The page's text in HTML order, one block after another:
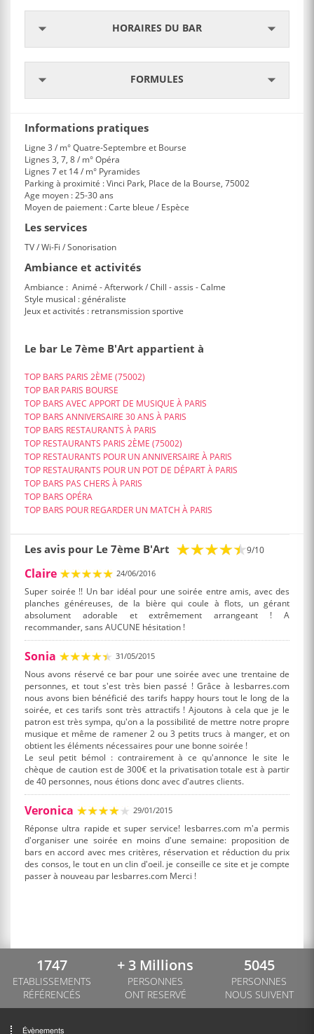
HORAIRES DU BAR
FORMULES
Informations pratiques
Ligne 3 / m° Quatre-Septembre et Bourse
Lignes 3, 7, 8 / m° Opéra
Lignes 7 et 14 / m° Pyramides
Parking à proximité : Vinci Park, Place de la Bourse, 75002
Age moyen : 25-30 ans
Moyen de paiement : Carte bleue / Espèce
Les services
TV / Wi-Fi / Sonorisation
Ambiance et activités
Ambiance : Animé - Afterwork / Chill - assis - Calme
Style musical : généraliste
Jeux et activités : retransmission sportive
Le bar Le 7ème B'Art appartient à
TOP BARS PARIS 2ÈME (75002)
TOP BAR PARIS BOURSE
TOP BARS AVEC APPORT DE MUSIQUE À PARIS
TOP BARS ANNIVERSAIRE 30 ANS À PARIS
TOP BARS RESTAURANTS À PARIS
TOP RESTAURANTS PARIS 2ÈME (75002)
TOP RESTAURANTS POUR UN ANNIVERSAIRE À PARIS
TOP RESTAURANTS POUR UN POT DE DÉPART À PARIS
TOP BARS PAS CHERS À PARIS
TOP BARS OPÉRA
TOP BARS POUR REGARDER UN MATCH À PARIS
Les avis pour Le 7ème B'Art 9/10
Claire 24/06/2016
Super soirée !! Un bar idéal pour une soirée entre amis, avec des
planches généreuses, de la bière qui coule à flots, un gérant
absolument adorable et extrêmement arrangeant ! A
recommander, sans AUCUNE hésitation !
Sonia 31/05/2015
Nous avons réservé ce bar pour une soirée avec une trentaine de
personnes, et tout s'est très bien passé ! Grâce à lesbarres.com
nous avons bien bénéficié des tarifs happy hours tout le long de la
soirée, et ces tarifs sont très attractifs ! Ajoutons à cela que je le
patron est très sympa, qu'on a la possibilité de mettre notre propre
musique et même de ramener 2 ou 3 petits trucs à manger, et on
obtient les éléments nécessaires pour une bonne soirée !
Le seul petit bémol : contrairement à ce qu'annonce le site le
chèque de caution est de 300€ et la privatisation totale est à partir
de 40 personnes, nous étions donc avec d'autres clients.
Veronica 29/01/2015
Réponse ultra rapide et super service! lesbarres.com m'a permis
d'organiser une soirée en moins d'une semaine: proposition de
bars en accord avec mes critères, réservation et réduction du prix
des consos, le tout en un clin d'oeil. je conseille ce site et je compte
passer à nouveau par lesbarres.com Merci !
1747
ETABLISSEMENTS
RÉFÉRENCÉS
+ 3 Millions
PERSONNES
ONT RESERVÉ
5045
PERSONNES
NOUS SUIVENT
Évènements